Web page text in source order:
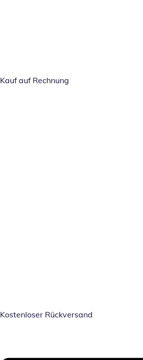
Kauf auf Rechnung
Kostenloser Rückversand